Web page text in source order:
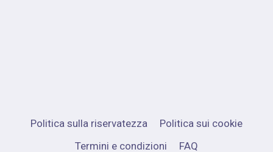
Politica sulla riservatezza
Politica sui cookie
Termini e condizioni
FAQ